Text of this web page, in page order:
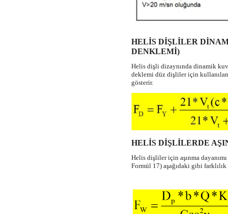
HELİS DİŞLİLER
DENKLEMİ)
Helis dişli dizaynında dinamik
deklemi düz dişliler için
gösterir.
HELİS DİŞLİLERDE
Helis dişliler için aşınma
Formül 17) aşağıdaki gibi